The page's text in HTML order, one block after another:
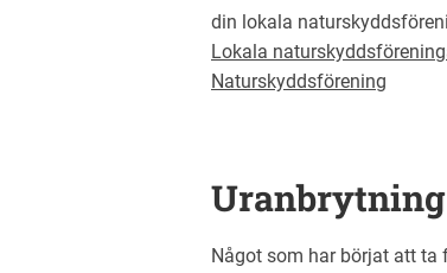
din lokala
Lokala
Naturskyddsförening
Uranbrytning
Något som har börjat att ta